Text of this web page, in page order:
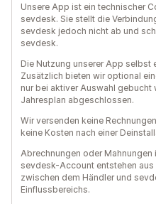
Unsere App ist ein technischer
sevdesk. Sie stellt die
sevdesk jedoch nicht ab und
sevdesk.
Die Nutzung unserer App
Zusätzlich bieten wir optional
nur bei aktiver Auswahl gebucht
Jahresplan abgeschlossen.
Wir versenden keine
keine Kosten nach einer
Abrechnungen oder
sevdesk-Account entstehen
zwischen dem Händler und
Einflussbereichs.